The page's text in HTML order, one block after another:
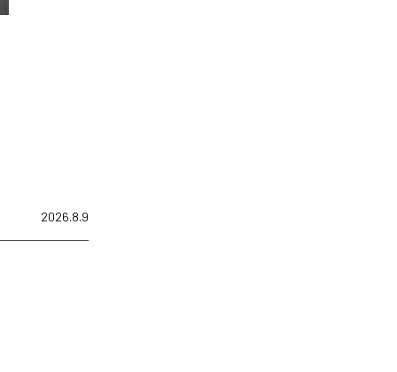
2026.8.9